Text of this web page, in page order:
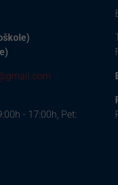
- 17:00h, Pet: